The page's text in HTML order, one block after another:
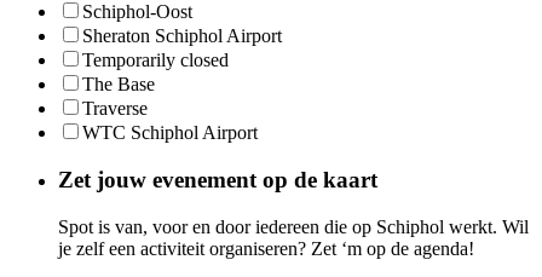
Schiphol-Oost
Sheraton Schiphol Airport
Temporarily closed
The Base
Traverse
WTC Schiphol Airport
Zet jouw evenement op de kaart
Spot is van, voor en door iedereen die op Schiphol werkt. Wil
je zelf een activiteit organiseren? Zet ‘m op de agenda!